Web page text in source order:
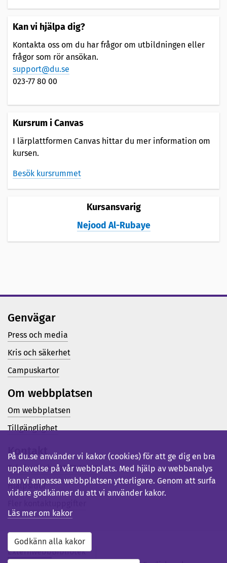
Kan vi hjälpa dig?
Kontakta oss om du har frågor om utbildningen eller
frågor som rör ansökan.
support@du.se
023-77 80 00
Kursrum i Canvas
I lärplattformen Canvas hittar du mer information om
kursen.
Besök kursrummet
Kursansvarig
Nejood Al-Rubaye
Genvägar
Press och media
Kris och säkerhet
Campuskartor
Om webbplatsen
Om webbplatsen
Tillgänglighet
Kontakt
Telefon (vx): 023-77 80 00
Hjälpsidor
ExternwebbBibliotek
På du.se använder vi kakor (cookies) för att ge dig en bra
upplevelse på vår webbplats. Med hjälp av webbanalys
kan vi anpassa webbplatsen ytterligare. Genom att surfa
vidare godkänner du att vi använder kakor.
Läs mer om kakor
Godkänn alla kakor